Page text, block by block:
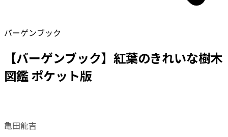
バーゲンブック
【バーゲンブック】紅葉のきれいな樹木
図鑑 ポケット版
亀田龍吉